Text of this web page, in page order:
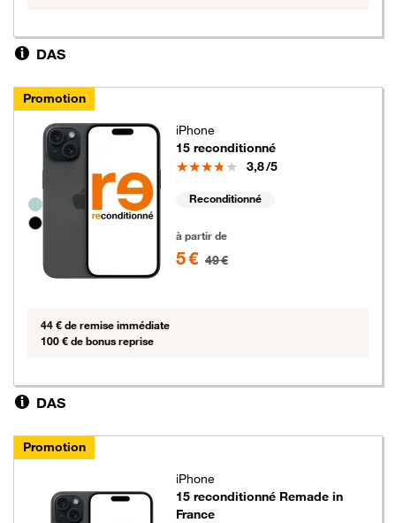
DAS
Promotion
Groupe de couleurs disponibles non sélectionnables
iPhone
15 reconditionné
Note
3,8/5
Reconditionné
à partir de
5 € 49 €
44 € de remise immédiate
100 € de bonus reprise
DAS
Promotion
iPhone
15 reconditionné Remade in
France